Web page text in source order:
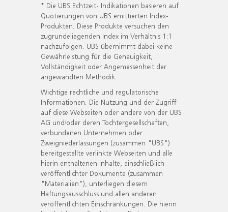
* Die UBS Echtzeit- Indikationen basieren auf
Quotierungen von UBS emittierten Index-
Produkten. Diese Produkte versuchen den
zugrundeliegenden Index im Verhältnis 1:1
nachzufolgen. UBS übernimmt dabei keine
Gewährleistung für die Genauigkeit,
Vollständigkeit oder Angemessenheit der
angewandten Methodik.
Wichtige rechtliche und regulatorische
Informationen. Die Nutzung und der Zugriff
auf diese Webseiten oder andere von der UBS
AG und/oder deren Tochtergesellschaften,
verbundenen Unternehmen oder
Zweigniederlassungen (zusammen "UBS")
bereitgestellte verlinkte Webseiten und alle
hierin enthaltenen Inhalte, einschließlich
veröffentlichter Dokumente (zusammen
"Materialien"), unterliegen diesem
Haftungsausschluss und allen anderen
veröffentlichten Einschränkungen. Die hierin